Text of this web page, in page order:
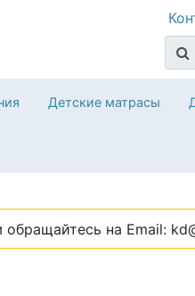
Детские матрасы
на Email: